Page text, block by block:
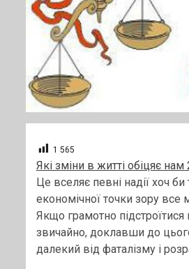
1 565
Які зміни в житті обіцяє нам
Це вселяє певні надії хоч
економічної точки зору все
Якщо грамотно підстроїтися
звичайно, доклавши до
далекий від фаталізму і